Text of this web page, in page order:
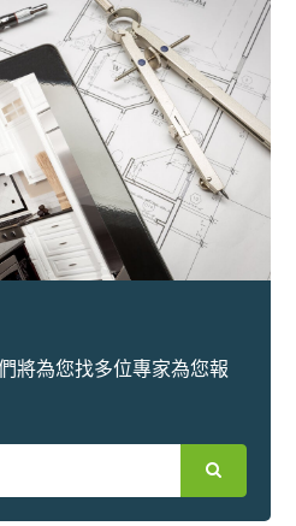
將為您找多位專家為您報